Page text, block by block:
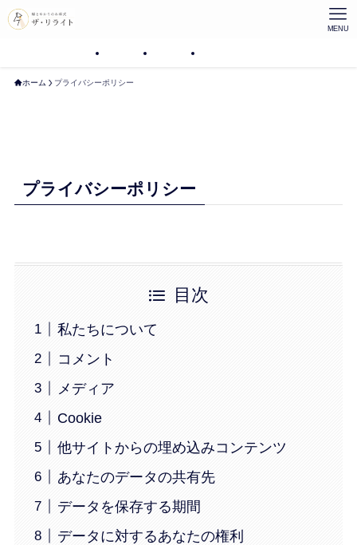
MENU
プラン プラン
ホーム プライバシーポリシー
プライバシーポリシー
目次
私たちについて
コメント
メディア
Cookie
他サイトからの埋め込みコンテンツ
あなたのデータの共有先
データを保存する期間
データに対するあなたの権利